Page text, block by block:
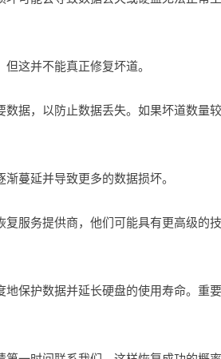
这并不能真正修复坏道。
据，以防止数据丢失。如果坏道数量
蔓延并导致更多的数据损坏。
服务提供商，他们可能具有更高级的
保护数据并延长硬盘的使用寿命。重